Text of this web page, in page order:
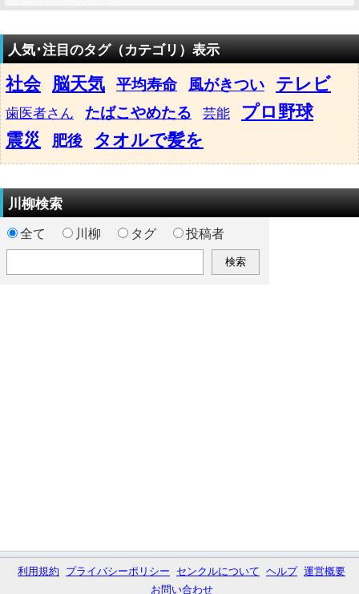
人気･注目のタグ（カテゴリ）表示
社会 脳天気 平均寿命 風がきつい テレビ
歯医者さん たばこやめたる 芸能
プロ野球
震災
肥後 タオルで髪を
川柳検索
全て 川柳 タグ 投稿者
利用規約 プライバシーポリシー センクルについて ヘルプ 運営概要
お問い合わせ